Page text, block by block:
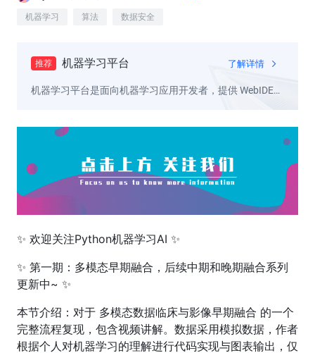
机器学习 算法 数据安全
推荐 机器学习平台 了解详情
机器学习平台是面向机器学习应用开发者，提供 WebIDE
✨ 欢迎关注Python机器学习AI ✨
✨ 第一期：多模态早期融合，后续中期和晚期融合系列
更新中~ ✨
本节介绍：对于 多模态数据临床与影像早期融合 的一个
完整流程复现，包含视频讲解。数据采用模拟数据，作者
根据个人对机器学习的理解进行代码实现与图表输出，仅